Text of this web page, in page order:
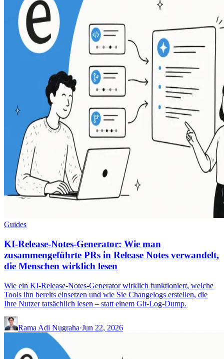
Guides
KI-Release-Notes-Generator: Wie man
zusammengeführte PRs in Release Notes verwandelt,
die Menschen wirklich lesen
Wie ein KI-Release-Notes-Generator wirklich funktioniert, welche
Tools ihn bereits einsetzen und wie Sie Changelogs erstellen, die
Ihre Nutzer tatsächlich lesen – statt einem Git-Log-Dump.
Rama Adi Nugraha·Jun 22, 2026